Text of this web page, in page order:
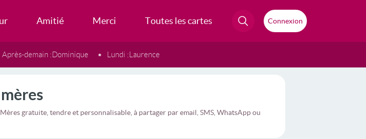
Amitié Merci Toutes les cartes Connexion
Après-demain :Dominique Lundi :Laurence
gratuite, tendre et personnalisable, à partager par email, SMS, WhatsApp ou